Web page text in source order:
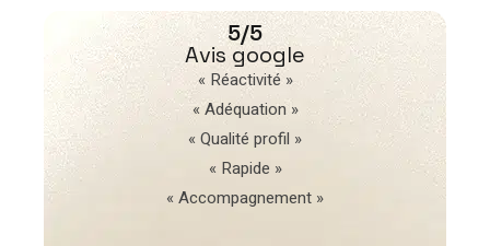
5/5
Avis google
« Réactivité »
« Adéquation »
« Qualité profil »
« Rapide »
« Accompagnement »